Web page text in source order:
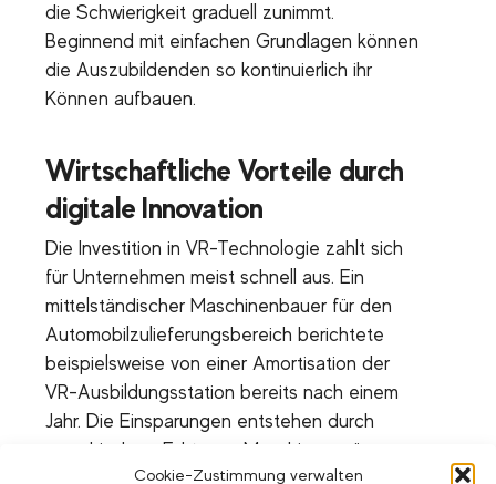
Cookie-Zustimmung verwalten
die Schwierigkeit graduell zunimmt.
Beginnend mit einfachen Grundlagen können
die Auszubildenden so kontinuierlich ihr
Können aufbauen.
Wirtschaftliche Vorteile durch
digitale Innovation
Die Investition in VR-Technologie zahlt sich
für Unternehmen meist schnell aus. Ein
mittelständischer Maschinenbauer für den
Automobilzulieferungsbereich berichtete
beispielsweise von einer Amortisation der
VR-Ausbildungsstation bereits nach einem
Jahr. Die Einsparungen entstehen durch
verschiedene Faktoren: Maschinen müssen
nicht mehr für Trainingszwecke stillstehen,